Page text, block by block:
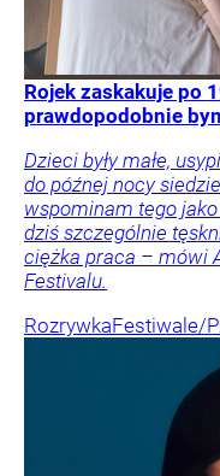
Rojek zaskakuje po
prawdopodobnie
Dzieci były małe,
do późnej nocy
wspominam tego
dziś szczególnie
ciężka praca – mówi
Festivalu.
RozrywkaFestiwale/